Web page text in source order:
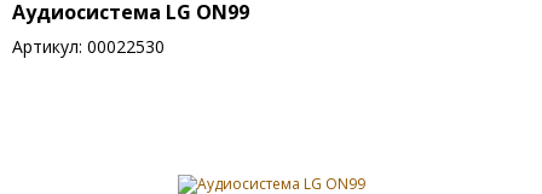
Аудиосистема LG ON99
Артикул: 00022530